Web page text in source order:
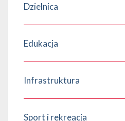
Dzielnica
Edukacja
Infrastruktura
Sport i rekreacja